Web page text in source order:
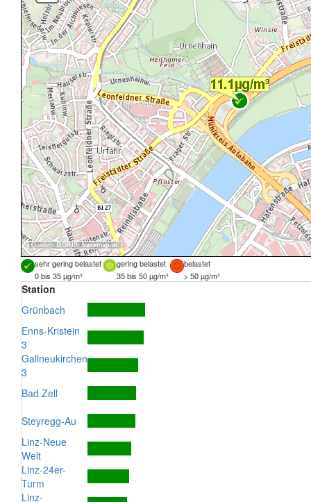
Quellen: DORIS,basemap.at
sehr gering belastet gering belastet
belastet
0 bis 35 µg/m³
35 bis 50 µg/m³ > 50 µg/m³
Station
Grünbach
Enns-Kristein
3
Gallneukirchen
3
Bad Zell
Steyregg-Au
Linz-Neue
Welt
Linz-24er-
Turm
Linz-